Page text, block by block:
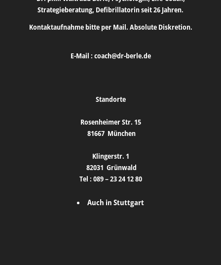
Strategieberatung, Defibrillatorin seit 26 Jahren.
Kontaktaufnahme bitte per Mail. Absolute Diskretion.
E-Mail : coach@dr-berle.de
Standorte
Rosenheimer Str. 15
81667 München
Klingerstr. 1
82031 Grünwald
Tel : 089 – 23 24 12 80
Auch in Stuttgart